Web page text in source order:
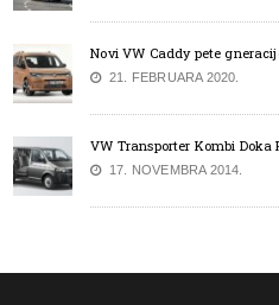
Novi VW Caddy pete
21. FEBRUARA 2020.
VW Transporter Kombi Doka
17. NOVEMBRA 2014.